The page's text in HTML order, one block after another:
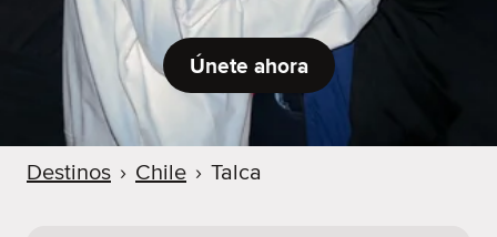
Únete ahora
Destinos › Chile › Talca